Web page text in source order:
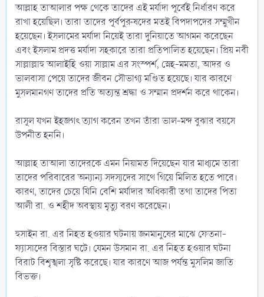
আল্লাহ তাআলার পক্ষ থেকে তাদের এই মর্যাদা পূর্বেই নির্ধারণ করে
রাখা হয়েছিল। তারা তাদের পূর্বপুরুষদের মতই বিপদাপদের সম্মুখীন
হয়েছেন। ইসলামের মর্যাদা নিয়েই তারা দুনিয়াতে আগমন করেছেন
এবং ইসলাম প্রদত্ত মর্যাদা সহকারে তারা প্রতিপালিত হয়েছেন। প্রিয় নবী
সাল্লাল্লাহু আলাইহি ওয়া সাল্লাম এর সংস্পর্শ, স্নেহ-মমতা, আদর ও
ভালবাসা পেয়ে তাদের জীবন সৌভাগ্য মণ্ডিত হয়েছে। যার কারণে
মুসলমানগণ তাদের প্রতি অত্যন্ত শ্রদ্ধা ও সম্মান প্রদর্শন করে থাকেন।
রাসূল যখন ইহজগৎ ত্যাগ করেন তখন তাঁরা ভাল-মন্দ বুঝার বয়সে
উপনীত হননি।
আল্লাহ তাআলা তাদেরকে এমন নিয়ামত দিয়েছেন যার মাধ্যমে তারা
তাদের পরিবারের অন্যান্য সদস্যদের সাথে গিয়ে মিলিত হতে পারে।
কারণ, তাদের চেয়ে যিনি বেশি মর্যাদার অধিকারী তথা তাদের পিতা
আলী রা. ও শহীদ অবস্থায় মৃত্যু বরণ করেছেন।
হুসাইন রা. এর নিহত হওয়ার ঘটনায় জনমানুষের মাঝে ফেতনা-
ফ্যাসাদের বিস্তার ঘটে। যেমন উসমান রা. এর নিহত হওয়ার ঘটনা
বিরাট বিশৃঙ্খলা সৃষ্টি করেছে। যার কারণে আজ পর্যন্ত মুসলিম জাতি
বিভক্ত।